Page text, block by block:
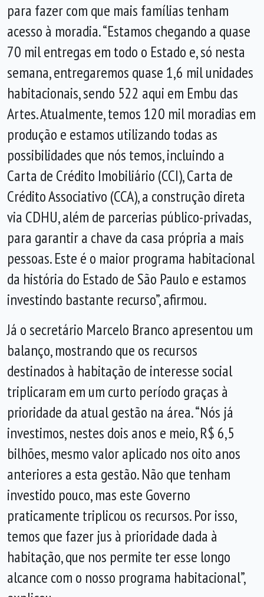
para fazer com que mais famílias tenham
acesso à moradia. “Estamos chegando a quase
70 mil entregas em todo o Estado e, só nesta
semana, entregaremos quase 1,6 mil unidades
habitacionais, sendo 522 aqui em Embu das
Artes. Atualmente, temos 120 mil moradias em
produção e estamos utilizando todas as
possibilidades que nós temos, incluindo a
Carta de Crédito Imobiliário (CCI), Carta de
Crédito Associativo (CCA), a construção direta
via CDHU, além de parcerias público-privadas,
para garantir a chave da casa própria a mais
pessoas. Este é o maior programa habitacional
da história do Estado de São Paulo e estamos
investindo bastante recurso”, afirmou.
Já o secretário Marcelo Branco apresentou um
balanço, mostrando que os recursos
destinados à habitação de interesse social
triplicaram em um curto período graças à
prioridade da atual gestão na área. “Nós já
investimos, nestes dois anos e meio, R$ 6,5
bilhões, mesmo valor aplicado nos oito anos
anteriores a esta gestão. Não que tenham
investido pouco, mas este Governo
praticamente triplicou os recursos. Por isso,
temos que fazer jus à prioridade dada à
habitação, que nos permite ter esse longo
alcance com o nosso programa habitacional”,